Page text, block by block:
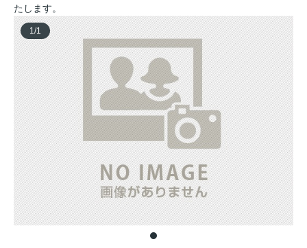
たします。
1/1